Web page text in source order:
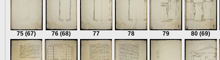
75 (67) 76 (68) 77 78 79 80 (69)